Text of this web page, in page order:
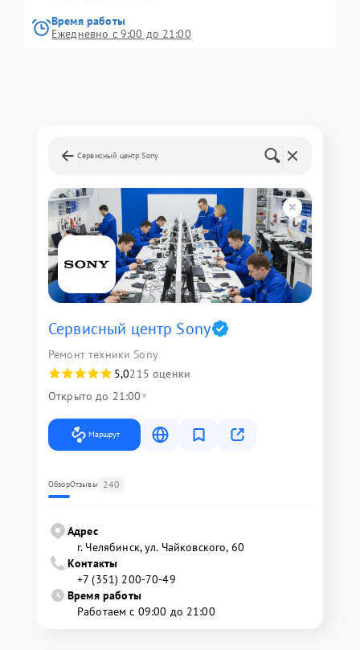
Время работы
Ежедневно с 9:00 до 21:00
Сервисный центр Sony
Сервисный центр Sony
Ремонт техники Sony
5,0215 оценки
Открыто до 21:00
Маршрут
ОбзорОтзывы 240
Адрес
г. Челябинск, ул. Чайковского, 60
Контакты
+7 (351) 200-70-49
Время работы
Работаем с 09:00 до 21:00